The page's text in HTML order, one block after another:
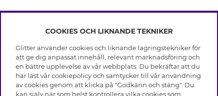
INFO
Leverans
Villkor
Integritetspolicy
Cookies
OM GLITTER
Black Friday
Våra butiker
HJÄLP
COOKIES OCH LIKNANDE TEKNIKER
Glitter använder cookies och liknande lagringstekniker för
att ge dig anpassat innehåll, relevant marknadsföring och
en bättre upplevelse av vår webbplats. Du bekräftar att du
har läst vår cookiepolicy och samtycker till vår användning
av cookies genom att klicka på "Godkänn och stäng". Du
kan själv när som helst kontrollera vilka cookies som